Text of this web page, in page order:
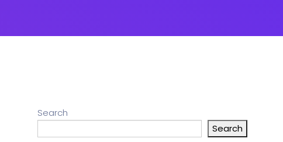
Search
Search